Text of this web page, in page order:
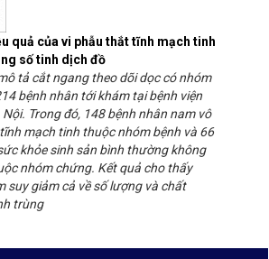
quả của vi phẫu thắt tĩnh mạch tinh
số tinh dịch đồ
tả cắt ngang theo dõi dọc có nhóm
bệnh nhân tới khám tại bệnh viện
Nội. Trong đó, 148 bệnh nhân nam vô
mạch tinh thuộc nhóm bệnh và 66
khỏe sinh sản bình thường không
nhóm chứng. Kết quả cho thấy
suy giảm cả về số lượng và chất
trùng